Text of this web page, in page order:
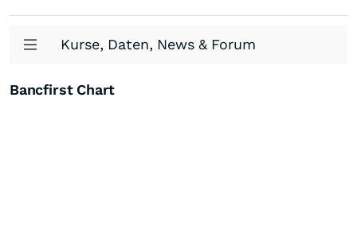
Kurse, Daten, News & Forum
Bancfirst Chart